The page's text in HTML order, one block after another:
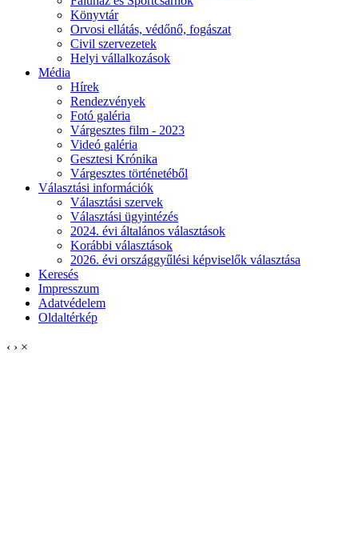
Könyvtár
Orvosi ellátás, védőnő, fogászat
Civil szervezetek
Helyi vállalkozások
Média
Hírek
Rendezvények
Fotó galéria
Várgesztes film - 2023
Videó galéria
Gesztesi Krónika
Várgesztes történetéből
Választási információk
Választási szervek
Választási ügyintézés
2024. évi általános választások
Korábbi választások
2026. évi országgyűlési képviselők választása
Keresés
Impresszum
Adatvédelem
Oldaltérkép
‹ › ×